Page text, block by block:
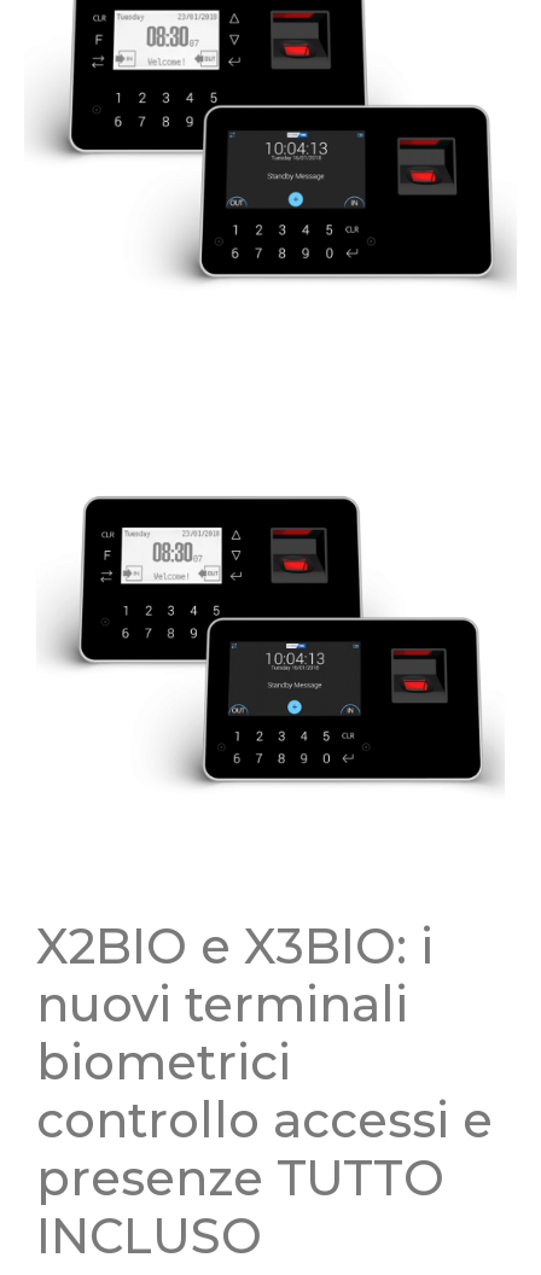
X2BIO e X3BIO: i
nuovi terminali
biometrici
controllo accessi e
presenze TUTTO
INCLUSO